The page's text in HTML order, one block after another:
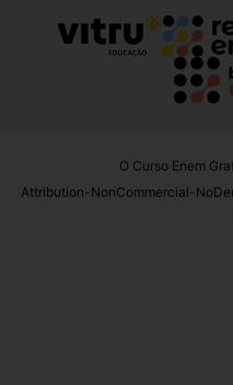
O Curso Enem
Attribution-NonCommercial-